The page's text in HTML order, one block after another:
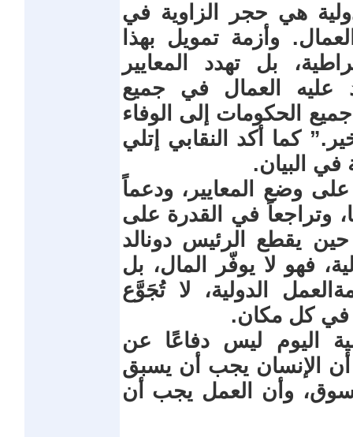
هي حجر الزاوية في
وأزمة تمويل بهذا
بل تهدد المعايير
عليه العمال في جميع
الحكومات إلى الوفاء
كما أكد النقابي إتلي
في البيان.
وضع المعايير، ودعماً
وتراجعاً في القدرة على
يقطع الرئيس دونالد
فهو لا يوفّر المال، بل
الدولية، لا تُجَوَّع
في كل مكان.
اليوم ليس دفاعًا عن
الإنسان يجب أن يسبق
وأن العمل يجب أن